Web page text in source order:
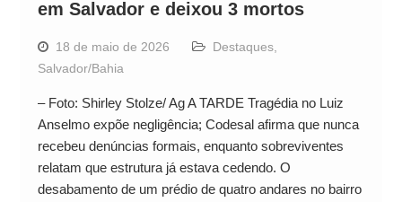
em Salvador e deixou 3 mortos
18 de maio de 2026 Destaques,
Salvador/Bahia
– Foto: Shirley Stolze/ Ag A TARDE Tragédia no Luiz
Anselmo expõe negligência; Codesal afirma que nunca
recebeu denúncias formais, enquanto sobreviventes
relatam que estrutura já estava cedendo. O
desabamento de um prédio de quatro andares no bairro